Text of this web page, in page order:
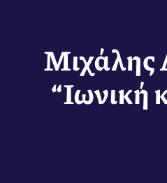
Μιχάλης
“Ιωνική